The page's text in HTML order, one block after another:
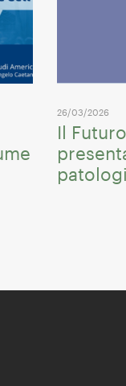
26/03/2026
Il